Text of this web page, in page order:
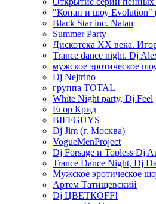
"Конан и шоу Evolution"
Black Star inc. Natan
Summer Party
Дискотека ХХ века.
Trance dance night. Dj
мужское эротическое
Dj Nejtrino
группа TOTAL
White Night party, Dj Feel
Егор Крид
BIFFGUYS
Dj Jim (г. Москва)
VogueMenProject
Dj Forsage и Topless Dj
Trance Dance Night, Dj
Мужское эротическое
Артем Татищевский
Dj ЦВЕТКOFF!